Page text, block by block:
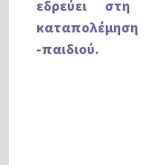
εδρεύει στη
-παιδιού.